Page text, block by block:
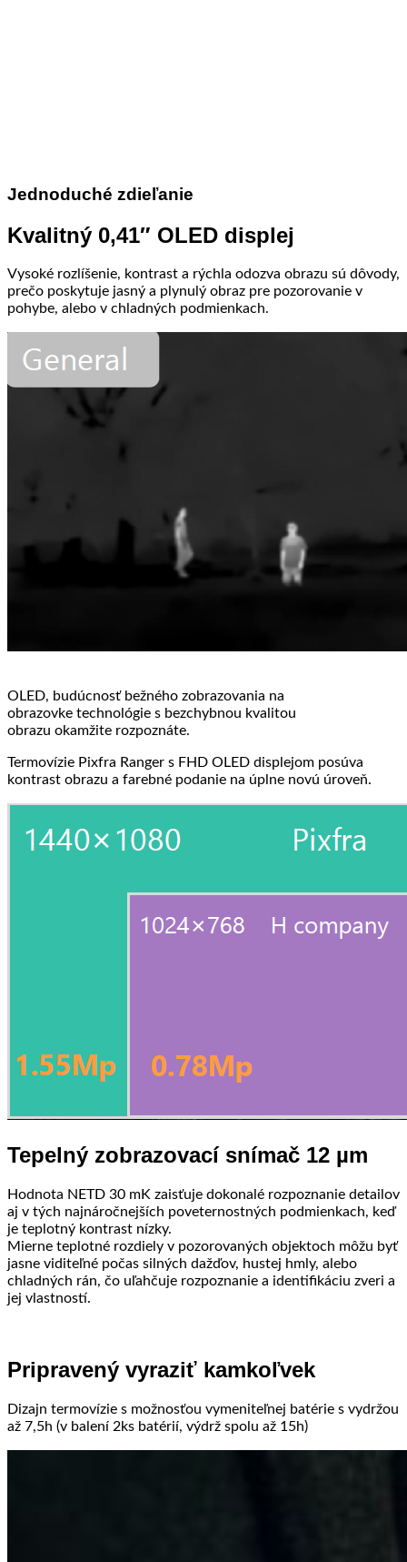
Jednoduché zdieľanie
Kvalitný 0,41″ OLED displej
Vysoké rozlíšenie, kontrast a rýchla odozva obrazu sú dôvody,
prečo poskytuje jasný a plynulý obraz pre pozorovanie v
pohybe, alebo v chladných podmienkach.
OLED, budúcnosť bežného zobrazovania na
obrazovke technológie s bezchybnou kvalitou
obrazu okamžite rozpoznáte.
Termovízie Pixfra Ranger s FHD OLED displejom posúva
kontrast obrazu a farebné podanie na úplne novú úroveň.
Tepelný zobrazovací snímač 12 µm
Hodnota NETD 30 mK zaisťuje dokonalé rozpoznanie detailov
aj v tých najnáročnejších poveternostných podmienkach, keď
je teplotný kontrast nízky.
Mierne teplotné rozdiely v pozorovaných objektoch môžu byť
jasne viditeľné počas silných dažďov, hustej hmly, alebo
chladných rán, čo uľahčuje rozpoznanie a identifikáciu zveri a
jej vlastností.
Pripravený vyraziť kamkoľvek
Dizajn termovízie s možnosťou vymeniteľnej batérie s vydržou
až 7,5h (v balení 2ks batérií, výdrž spolu až 15h)